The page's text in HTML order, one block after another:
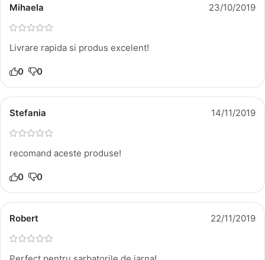
Mihaela 23/10/2019
Livrare rapida si produs excelent!
0 0
Stefania 14/11/2019
recomand aceste produse!
0 0
Robert 22/11/2019